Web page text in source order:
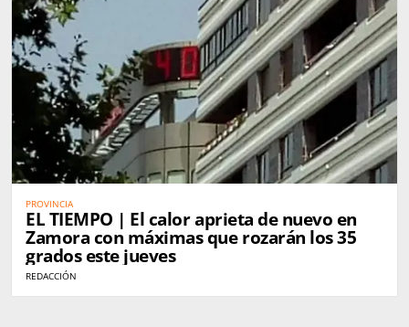
PROVINCIA
EL TIEMPO | El calor aprieta de nuevo en
Zamora con máximas que rozarán los 35
grados este jueves
REDACCIÓN